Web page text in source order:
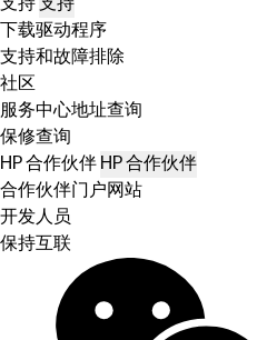
下载驱动程序
支持和故障排除
社区
服务中心地址查询
保修查询
HP 合作伙伴 HP 合作伙伴
合作伙伴门户网站
开发人员
保持互联